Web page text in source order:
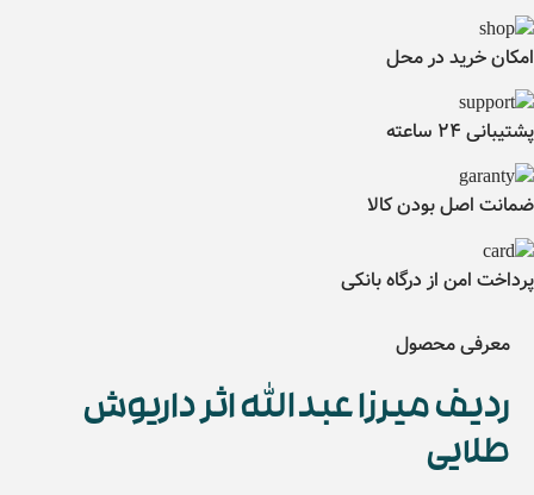
امکان خرید در محل
پشتیبانی 24 ساعته
ضمانت اصل بودن کالا
پرداخت امن از درگاه بانکی
معرفی محصول
ردیف میرزا عبدالله اثر داریوش
طلایی